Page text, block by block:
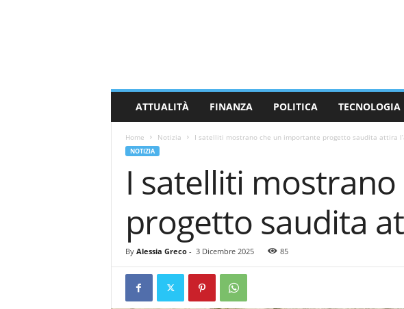
ATTUALITÀ FINANZA POLITICA TECNOLOGIA
Home Notizia I satelliti mostrano che un importante progetto saudita attira
NOTIZIA
I satelliti
progetto saudita
By Alessia Greco- 3 Dicembre 2025 85